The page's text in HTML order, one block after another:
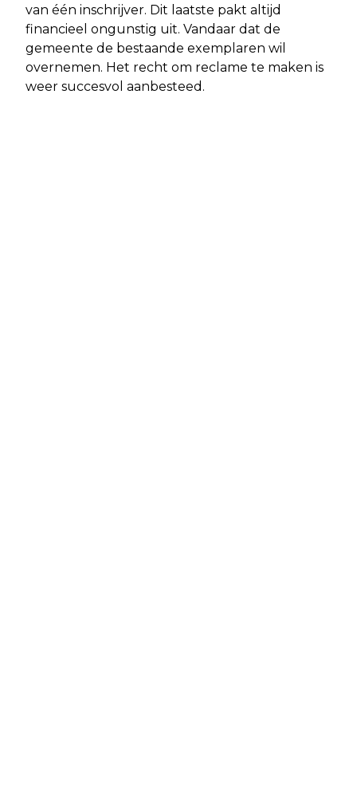
van één inschrijver. Dit laatste pakt altijd
financieel ongunstig uit. Vandaar dat de
gemeente de bestaande exemplaren wil
overnemen. Het recht om reclame te maken is
weer succesvol aanbesteed.